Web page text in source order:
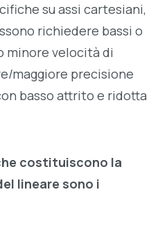
su assi cartesiani,
richiedere bassi o
minore velocità di
maggiore precisione
basso attrito e ridotta
costituiscono la
lineare sono i